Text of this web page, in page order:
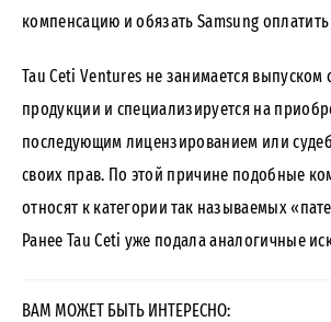
компенсацию и обязать Samsung
Tau Ceti Ventures не занимается выпуском
продукции и специализируется на
последующим лицензированием или
своих прав. По этой причине подобные
относят к категории так называемых
Ранее Tau Ceti уже подала аналогичные
ВАМ МОЖЕТ БЫТЬ ИНТЕРЕСНО: